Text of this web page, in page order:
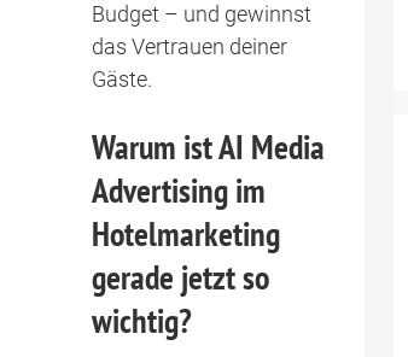
Budget – und gewinnst
das Vertrauen deiner
Gäste.
Warum ist AI Media
Advertising im
Hotelmarketing
gerade jetzt so
wichtig?